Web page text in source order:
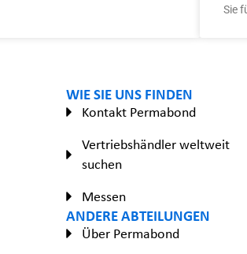
Sie
WIE SIE UNS FINDEN
Kontakt Permabond
Vertriebshändler weltweit
suchen
Messen
ANDERE ABTEILUNGEN
Über Permabond